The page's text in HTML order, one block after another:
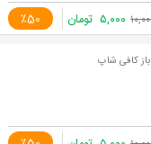
٪50 ۵,۰۰۰ تومان
کافی شاپ